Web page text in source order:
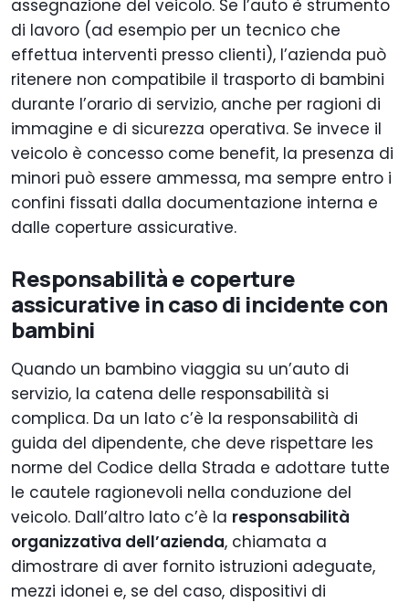
assegnazione del veicolo. Se l’auto è strumento
di lavoro (ad esempio per un tecnico che
effettua interventi presso clienti), l’azienda può
ritenere non compatibile il trasporto di bambini
durante l’orario di servizio, anche per ragioni di
immagine e di sicurezza operativa. Se invece il
veicolo è concesso come benefit, la presenza di
minori può essere ammessa, ma sempre entro i
confini fissati dalla documentazione interna e
dalle coperture assicurative.
Responsabilità e coperture
assicurative in caso di incidente con
bambini
Quando un bambino viaggia su un’auto di
servizio, la catena delle responsabilità si
complica. Da un lato c’è la responsabilità di
guida del dipendente, che deve rispettare les
norme del Codice della Strada e adottare tutte
le cautele ragionevoli nella conduzione del
veicolo. Dall’altro lato c’è la responsabilità
organizzativa dell’azienda, chiamata a
dimostrare di aver fornito istruzioni adeguate,
mezzi idonei e, se del caso, dispositivi di